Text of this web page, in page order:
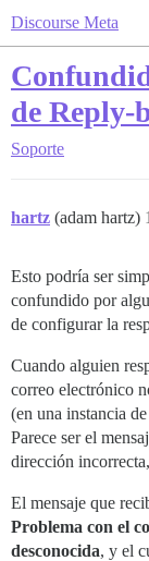
Discourse Meta
de Reply-
Soporte
hartz (adam hartz) 1
Esto podría ser
confundido por
de configurar la
Cuando alguien
correo electrónico
(en una instancia
Parece ser el
dirección
El mensaje que
Problema con el
desconocida, y el